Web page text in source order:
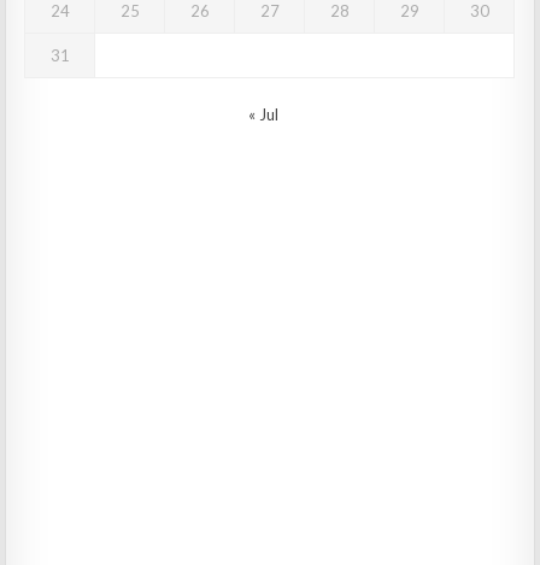
24 25 26 27 28 29 30
31
« Jul